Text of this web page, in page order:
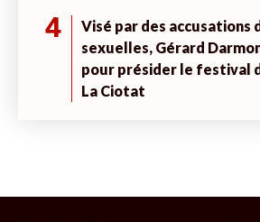
4
Visé par des accusations
sexuelles, Gérard
pour présider le festival
La Ciotat